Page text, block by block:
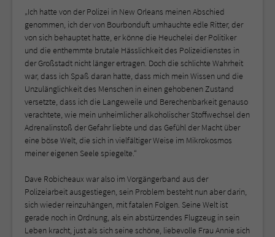
„Ich hatte von der Polizei in New Orleans meinen Abschied
genommen, ich der von Bourbonduft umhauchte edle Ritter, der
von sich behauptet hatte, er könne die Heuchelei der Politiker
und die enthemmte brutale Hässlichkeit des Polizeidienstes in
der Großstadt nicht länger ertragen. Doch die schlichte Wahrheit
war, dass ich Spaß daran hatte, dass mich mein Wissen und die
Unzulänglichkeit des Menschen in einen gehobenen Zustand
versetzte, dass ich die Langeweile und Berechenbarkeit genauso
verachtete, wie mein unheimlicher alkoholischer Stoffwechsel den
Adrenalinstoß der Gefahr liebte und das Gefühl der Macht über
eine böse Welt, die sich in vielfältiger Weise im Mikrokosmos
meiner eigenen Seele spiegelte.“
Dave Robicheaux war also im Vorgängerband aus der
Polizeiarbeit ausgestiegen, sein Problem besteht nun aber darin,
sich wieder reinzuhängen, mit fatalen Folgen. Seine Welt ist
gerade noch in Ordnung, als ein abstürzendes Flugzeug in sein
Leben kracht, just als sich seine schöne, liebevolle Frau Annie sich